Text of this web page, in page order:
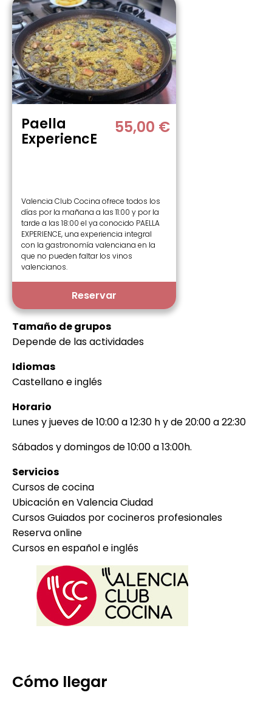
Paella
ExperiencE
55,00 €
Valencia Club Cocina ofrece todos los
días por la mañana a las 11:00 y por la
tarde a las 18:00 el ya conocido PAELLA
EXPERIENCE, una experiencia integral
con la gastronomía valenciana en la
que no pueden faltar los vinos
valencianos.
Reservar
Tamaño de grupos
Depende de las actividades
Idiomas
Castellano e inglés
Horario
Lunes y jueves de 10:00 a 12:30 h y de 20:00 a 22:30
Sábados y domingos de 10:00 a 13:00h.
Servicios
Cursos de cocina
Ubicación en Valencia Ciudad
Cursos Guiados por cocineros profesionales
Reserva online
Cursos en español e inglés
Cómo llegar